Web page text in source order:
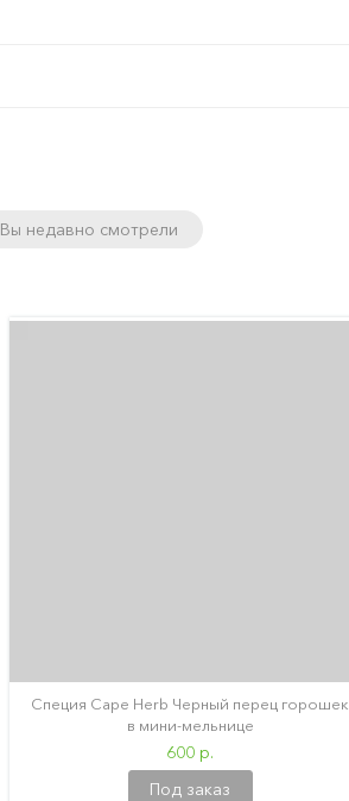
Вы недавно смотрели
Специя Cape Herb Черный перец горошек
в мини-мельнице
600 р.
Под заказ